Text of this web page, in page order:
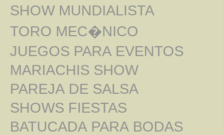
SHOW MUNDIALISTA
TORO MEC�NICO
JUEGOS PARA EVENTOS
MARIACHIS SHOW
PAREJA DE SALSA
SHOWS FIESTAS
BATUCADA PARA BODAS